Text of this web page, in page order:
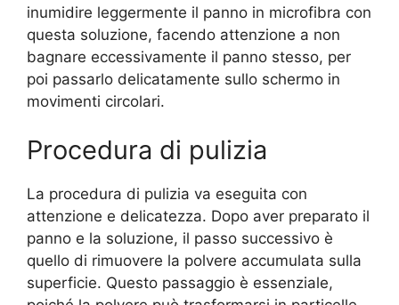
inumidire leggermente il panno in microfibra con
questa soluzione, facendo attenzione a non
bagnare eccessivamente il panno stesso, per
poi passarlo delicatamente sullo schermo in
movimenti circolari.
Procedura di pulizia
La procedura di pulizia va eseguita con
attenzione e delicatezza. Dopo aver preparato il
panno e la soluzione, il passo successivo è
quello di rimuovere la polvere accumulata sulla
superficie. Questo passaggio è essenziale,